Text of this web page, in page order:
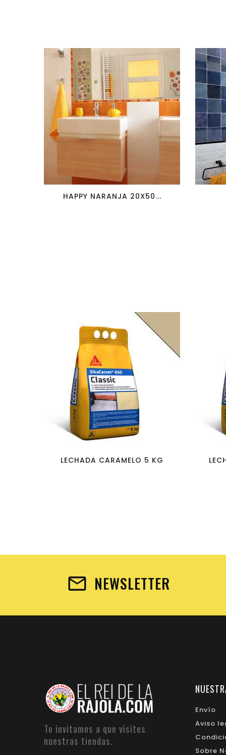
HAPPY NARANJA 20X50...
favorite_border visibility
LECHADA CARAMELO 5 KG
NEWSLETTER
Te invitamos a que visites
nuestras tiendas.
Envío
Aviso
Sobre